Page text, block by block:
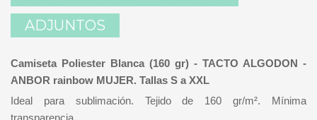
ADJUNTOS
Camiseta Poliester Blanca (160 gr) - TACTO ALGODON -
ANBOR rainbow MUJER. Tallas S a XXL
Ideal para sublimación. Tejido de 160 gr/m². Mínima
transparencia.